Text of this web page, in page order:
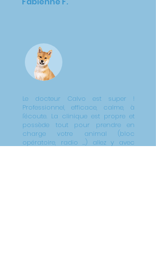
Le docteur Calvo est super !
Professionnel, efficace, calme, à
l'écoute. La clinique est propre et
possède tout pour prendre en
charge votre animal (bloc
opératoire, radio ...) allez y avec